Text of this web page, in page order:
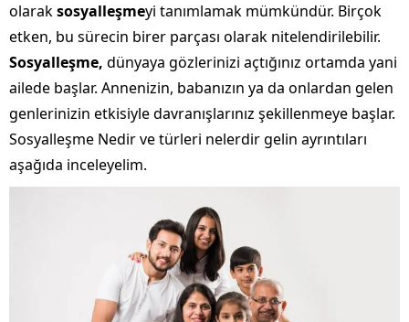
olaraksosyalleşmeyi tanımlamak mümkündür. Birçok
etken, bu sürecin birer parçası olarak nitelendirilebilir.
Sosyalleşme, dünyaya gözlerinizi açtığınız ortamda yani
ailede başlar. Annenizin, babanızın ya da onlardan gelen
genlerinizin etkisiyle davranışlarınız şekillenmeye başlar.
Sosyalleşme Nedir ve türleri nelerdir gelin ayrıntıları
aşağıda inceleyelim.